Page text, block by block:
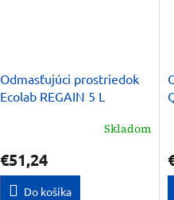
Odmasťujúci prostriedok
Ecolab REGAIN 5 L
Skladom
€51,24
Do košíka